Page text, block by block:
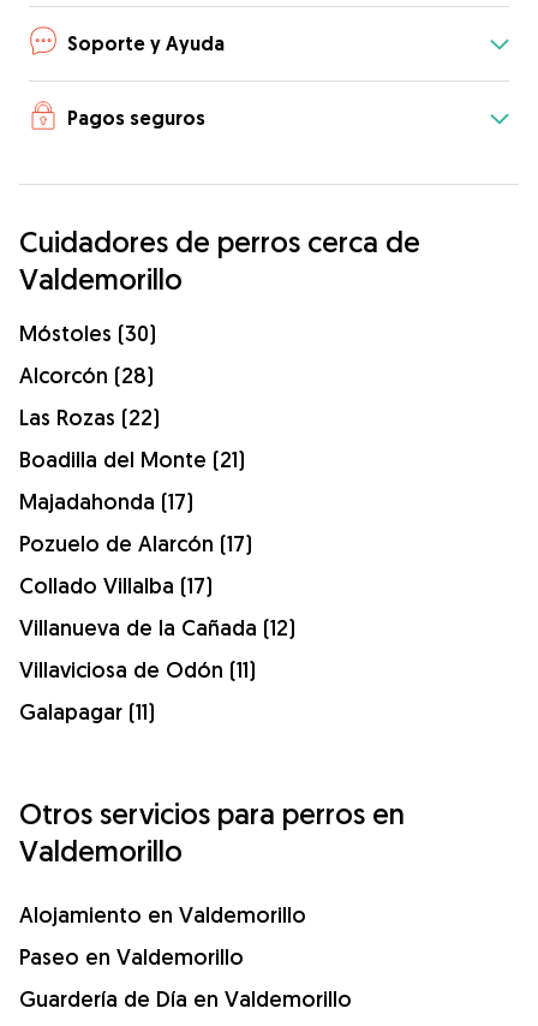
Soporte y Ayuda
Pagos seguros
Cuidadores de perros cerca de
Valdemorillo
Móstoles (30)
Alcorcón (28)
Las Rozas (22)
Boadilla del Monte (21)
Majadahonda (17)
Pozuelo de Alarcón (17)
Collado Villalba (17)
Villanueva de la Cañada (12)
Villaviciosa de Odón (11)
Galapagar (11)
Otros servicios para perros en
Valdemorillo
Alojamiento en Valdemorillo
Paseo en Valdemorillo
Guardería de Día en Valdemorillo